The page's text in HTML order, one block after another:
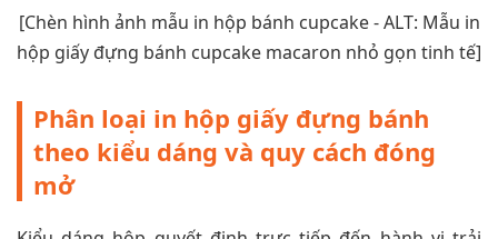
[Chèn hình ảnh mẫu in hộp bánh cupcake - ALT: Mẫu in
hộp giấy đựng bánh cupcake macaron nhỏ gọn tinh tế]
Phân loại in hộp giấy đựng bánh
theo kiểu dáng và quy cách đóng
mở